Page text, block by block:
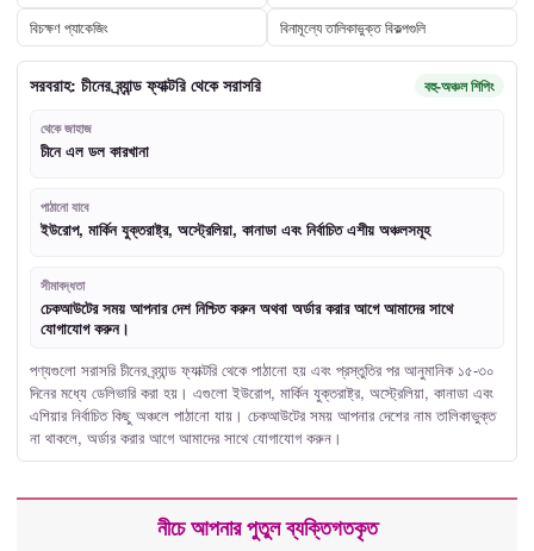
বিচক্ষণ প্যাকেজিং
বিনামূল্যে তালিকাভুক্ত বিকল্পগুলি
সরবরাহ: চীনের ব্র্যান্ড ফ্যাক্টরি থেকে সরাসরি বহু-অঞ্চল শিপিং
থেকে জাহাজ
চীনে এল ডল কারখানা
পাঠানো যাবে
ইউরোপ, মার্কিন যুক্তরাষ্ট্র, অস্ট্রেলিয়া, কানাডা এবং নির্বাচিত এশীয় অঞ্চলসমূহ
সীমাবদ্ধতা
চেকআউটের সময় আপনার দেশ নিশ্চিত করুন অথবা অর্ডার করার আগে আমাদের সাথে
যোগাযোগ করুন।
পণ্যগুলো সরাসরি চীনের ব্র্যান্ড ফ্যাক্টরি থেকে পাঠানো হয় এবং প্রস্তুতির পর আনুমানিক ১৫-৩০
দিনের মধ্যে ডেলিভারি করা হয়। এগুলো ইউরোপ, মার্কিন যুক্তরাষ্ট্র, অস্ট্রেলিয়া, কানাডা এবং
এশিয়ার নির্বাচিত কিছু অঞ্চলে পাঠানো যায়। চেকআউটের সময় আপনার দেশের নাম তালিকাভুক্ত
না থাকলে, অর্ডার করার আগে আমাদের সাথে যোগাযোগ করুন।
নীচে আপনার পুতুল ব্যক্তিগতকৃত